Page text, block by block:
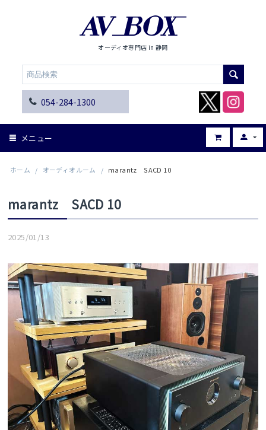
オーディオ専門店 in 静岡
054-284-1300
メニュー
ホーム / オーディオルーム / marantz SACD 10
marantz SACD 10
2025/01/13